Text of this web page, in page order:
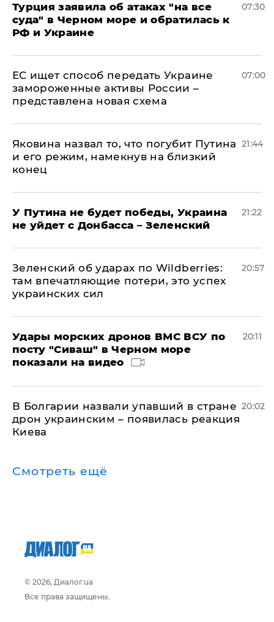
Турция заявила об атаках "на все
суда" в Черном море и обратилась к
РФ и Украине
07:30
ЕС ищет способ передать Украине
замороженные активы России –
представлена новая схема
07:00
Яковина назвал то, что погубит Путина
и его режим, намекнув на близкий
конец
21:44
У Путина не будет победы, Украина
не уйдет с Донбасса – Зеленский
21:22
Зеленский об ударах по Wildberries:
там впечатляющие потери, это успех
украинских сил
20:57
Удары морских дронов ВМС ВСУ по
посту "Сиваш" в Черном море
показали на видео
20:11
В Болгарии назвали упавший в стране
дрон украинским – появилась реакция
Киева
20:02
Смотреть ещё
© 2026, Диалог.ua
Все права защищены.